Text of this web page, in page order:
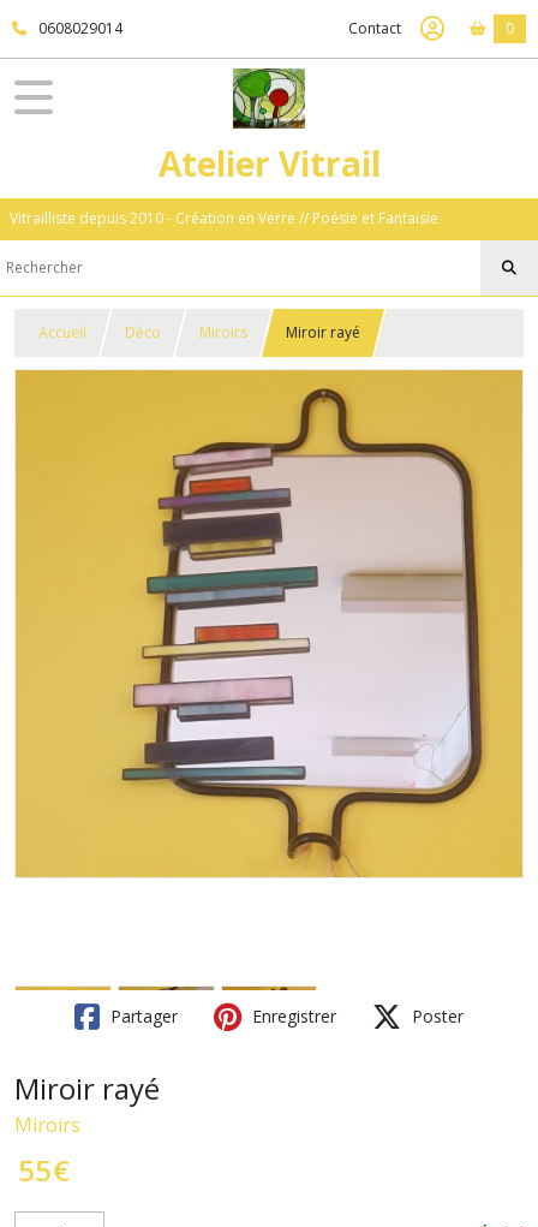
0608029014 Contact 0
Atelier Vitrail
Vitrailliste depuis 2010 - Création en Verre // Poésie et Fantaisie
Accueil Déco Miroirs Miroir rayé
Partager Enregistrer Poster
Miroir rayé
Miroirs
55€